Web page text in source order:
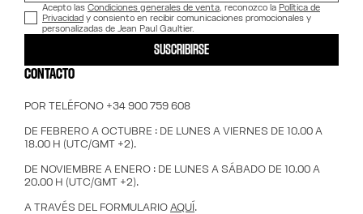
Acepto las Condiciones generales de venta, reconozco la Política de
Privacidad y consiento en recibir comunicaciones promocionales y
personalizadas de Jean Paul Gaultier.
SUSCRIBIRSE
CONTACTO
POR TELÉFONO +34 900 759 608
DE FEBRERO A OCTUBRE : DE LUNES A VIERNES DE 10.00 A
18.00 H (UTC/GMT +2).
DE NOVIEMBRE A ENERO : DE LUNES A SÁBADO DE 10.00 A
20.00 H (UTC/GMT +2).
A TRAVÉS DEL FORMULARIO AQUÍ.